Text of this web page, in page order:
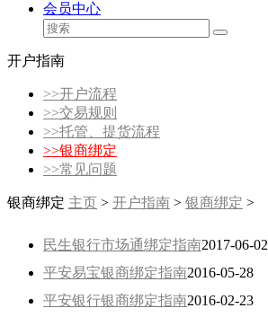
会员中心
开户指南
>>开户流程
>>交易规则
>>托管、提货流程
>>银商绑定
>>常见问题
银商绑定 主页 > 开户指南 > 银商绑定 >
民生银行市场通绑定指南2017-06-02
平安易宝银商绑定指南2016-05-28
平安银行银商绑定指南2016-02-23